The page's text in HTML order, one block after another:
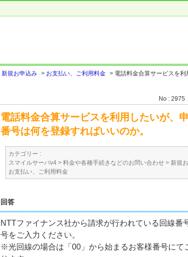
新規お申込み > お支払い、ご利用料金 > 電話料金合算サービスを利
No : 2975
電話料金合算サービスを利用したいが、
番号は何を登録すればいいのか。
カテゴリー :
スマイルサーバv4 > 料金や各種手続きなどのお問い合わせ > 新規
お支払い、ご利用料金
回答
NTTファイナンス社から請求が行われている回線番
号をご入力ください。
※光回線の場合は「00」から始まるお客様番号にて